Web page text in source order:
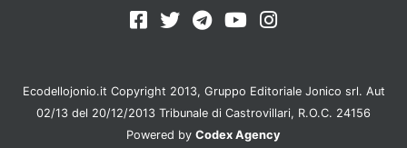
Ecodellojonio.it Copyright 2013, Gruppo Editoriale Jonico srl. Aut
02/13 del 20/12/2013 Tribunale di Castrovillari, R.O.C. 24156
Powered by Codex Agency